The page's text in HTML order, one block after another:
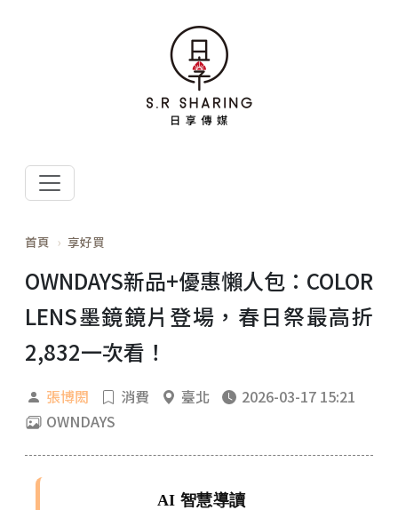
首頁 享好買
OWNDAYS新品+優惠懶人包：COLOR
LENS墨鏡鏡片登場，春日祭最高折
2,832一次看！
張博閎 消費 臺北
2026-03-17 15:21
OWNDAYS
AI 智慧導讀